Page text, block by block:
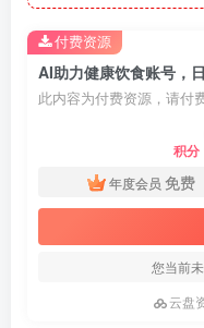
此内容为付费资源，请付
积分
年度会员 免费
您当前
云盘
付费资源